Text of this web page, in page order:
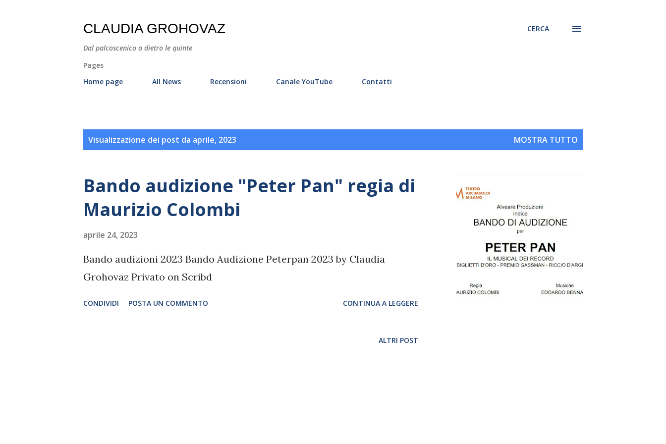
CLAUDIA GROHOVAZ
Dal palcoscenico a dietro le quinte
CERCA
Pages
Home page
All News Recensioni Canale YouTube Contatti
Visualizzazione dei post da aprile, 2023 MOSTRA TUTTO
Bando audizione "Peter Pan" regia di
Maurizio Colombi
aprile 24, 2023
Bando audizioni 2023 Bando Audizione Peterpan 2023 by Claudia
Grohovaz Privato on Scribd
CONDIVIDI POSTA UN COMMENTO CONTINUA A LEGGERE
ALTRI POST